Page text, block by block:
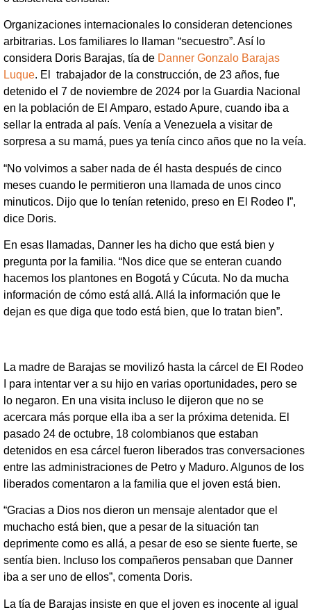
Organizaciones internacionales lo consideran detenciones
arbitrarias. Los familiares lo llaman “secuestro”. Así lo
considera Doris Barajas, tía de Danner Gonzalo Barajas
Luque. El trabajador de la construcción, de 23 años, fue
detenido el 7 de noviembre de 2024 por la Guardia Nacional
en la población de El Amparo, estado Apure, cuando iba a
sellar la entrada al país. Venía a Venezuela a visitar de
sorpresa a su mamá, pues ya tenía cinco años que no la veía.
“No volvimos a saber nada de él hasta después de cinco
meses cuando le permitieron una llamada de unos cinco
minuticos. Dijo que lo tenían retenido, preso en El Rodeo I”,
dice Doris.
En esas llamadas, Danner les ha dicho que está bien y
pregunta por la familia. “Nos dice que se enteran cuando
hacemos los plantones en Bogotá y Cúcuta. No da mucha
información de cómo está allá. Allá la información que le
dejan es que diga que todo está bien, que lo tratan bien”.
La madre de Barajas se movilizó hasta la cárcel de El Rodeo
I para intentar ver a su hijo en varias oportunidades, pero se
lo negaron. En una visita incluso le dijeron que no se
acercara más porque ella iba a ser la próxima detenida. El
pasado 24 de octubre, 18 colombianos que estaban
detenidos en esa cárcel fueron liberados tras conversaciones
entre las administraciones de Petro y Maduro. Algunos de los
liberados comentaron a la familia que el joven está bien.
“Gracias a Dios nos dieron un mensaje alentador que el
muchacho está bien, que a pesar de la situación tan
deprimente como es allá, a pesar de eso se siente fuerte, se
sentía bien. Incluso los compañeros pensaban que Danner
iba a ser uno de ellos”, comenta Doris.
La tía de Barajas insiste en que el joven es inocente al igual